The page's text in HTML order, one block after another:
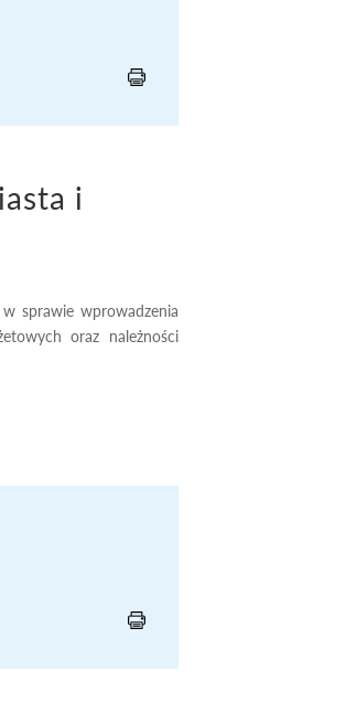
i
sprawie wprowadzenia
oraz należności